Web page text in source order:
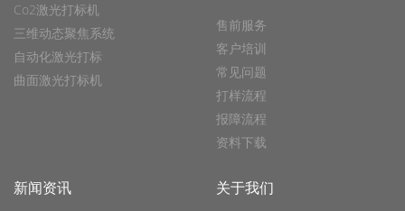
Co2激光打标机
三维动态聚焦系统
自动化激光打标
曲面激光打标机
售前服务
客户培训
常见问题
打样流程
报障流程
资料下载
新闻资讯 关于我们